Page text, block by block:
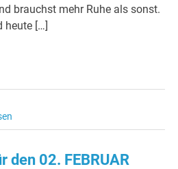
brauchst mehr Ruhe als sonst.
heute […]
den 02. FEBRUAR